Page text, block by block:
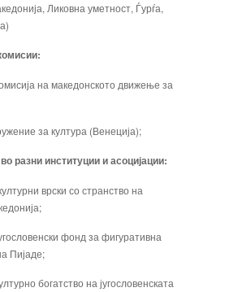
Ликовна уметност, Ѓурѓа,
на македонското движење за
за култура (Венеција);
разни институции и асоцијации:
врски со странство на
фонд за фигуративна
Пијаде;
богатство на југословенската